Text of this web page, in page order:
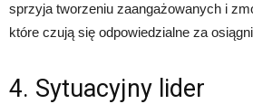
sprzyja tworzeniu zaangażowanych i
które czują się odpowiedzialne za
4. Sytuacyjny lider